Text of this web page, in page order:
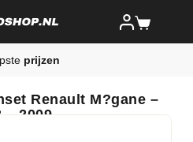
prijzen
Renault M?gane –
– 2009